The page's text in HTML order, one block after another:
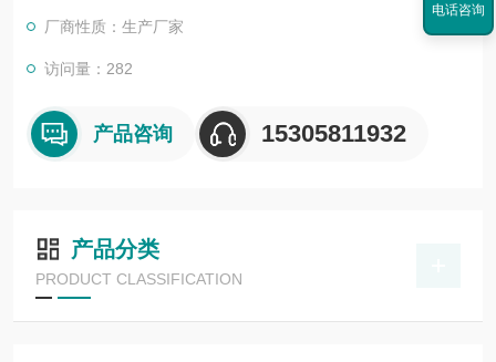
厂商性质：生产厂家
访问量：282
产品咨询 15305811932
产品分类
PRODUCT CLASSIFICATION
电话咨询